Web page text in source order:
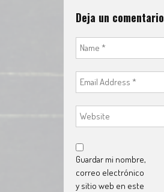
Deja un comentario
Guardar mi nombre,
correo electrónico
y sitio web en este